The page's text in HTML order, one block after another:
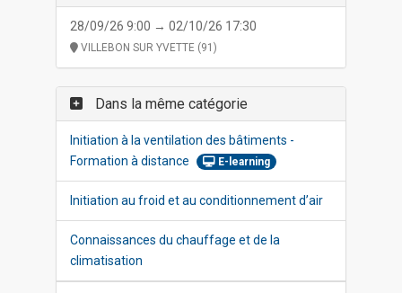
28/09/26 9:00 → 02/10/26 17:30
VILLEBON SUR YVETTE (91)
Dans la même catégorie
Initiation à la ventilation des bâtiments -
Formation à distance
E-learning
Initiation au froid et au conditionnement d’air
Connaissances du chauffage et de la
climatisation